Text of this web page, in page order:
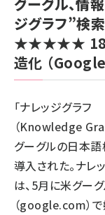
ジグラフ”検
★★★★★
造化 （
「ナレッジグラフ
（Knowledge
グーグルの日本
導入された。ナレ
は、5月に米グー
（google.com）